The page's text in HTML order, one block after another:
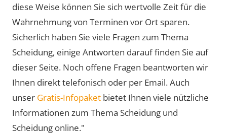
diese Weise können Sie sich wertvolle Zeit für die
Wahrnehmung von Terminen vor Ort sparen.
Sicherlich haben Sie viele Fragen zum Thema
Scheidung, einige Antworten darauf finden Sie auf
dieser Seite. Noch offene Fragen beantworten wir
Ihnen direkt telefonisch oder per Email. Auch
unser Gratis-Infopaket bietet Ihnen viele nützliche
Informationen zum Thema Scheidung und
Scheidung online."